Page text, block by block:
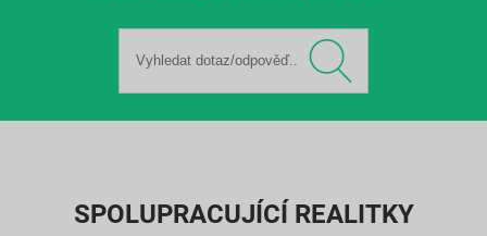
SPOLUPRACUJÍCÍ REALITKY